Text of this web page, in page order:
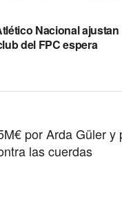
Nacional
del FPC espera
por Arda Güler y
las cuerdas